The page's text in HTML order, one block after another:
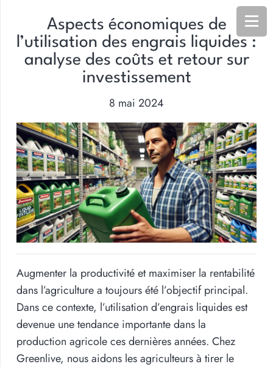
Aspects économiques de
l’utilisation des engrais liquides :
analyse des coûts et retour sur
investissement
8 mai 2024
Augmenter la productivité et maximiser la rentabilité
dans l’agriculture a toujours été l’objectif principal.
Dans ce contexte, l’utilisation d’engrais liquides est
devenue une tendance importante dans la
production agricole ces dernières années. Chez
Greenlive, nous aidons les agriculteurs à tirer le